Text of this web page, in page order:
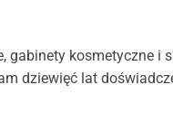
gabinety kosmetyczne i
dziewięć lat